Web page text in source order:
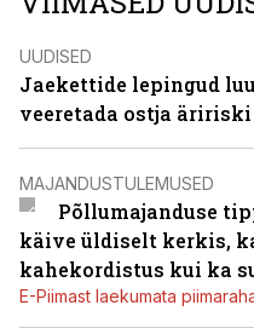
UUDISED
Jaekettide lepingud
veeretada ostja äririski
MAJANDUSTULEMUSED
Põllumajanduse
käive üldiselt kerkis,
kahekordistus kui ka
E-Piimast laekumata